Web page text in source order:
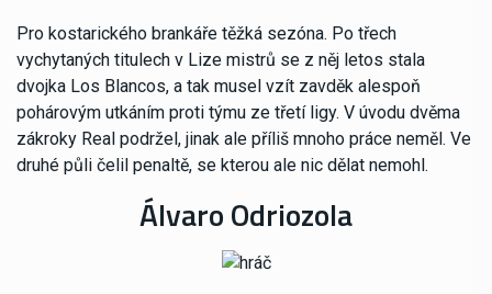
Pro kostarického brankáře těžká sezóna. Po třech
vychytaných titulech v Lize mistrů se z něj letos stala
dvojka Los Blancos, a tak musel vzít zavděk alespoň
pohárovým utkáním proti týmu ze třetí ligy. V úvodu dvěma
zákroky Real podržel, jinak ale příliš mnoho práce neměl. Ve
druhé půli čelil penaltě, se kterou ale nic dělat nemohl.
Álvaro Odriozola